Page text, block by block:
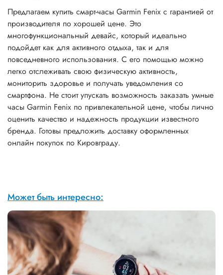
Предлагаем купить смарт-часы Garmin Fenix с гарантией от
производителя по хорошей цене. Это
многофункциональный девайс, который идеально
подойдет как для активного отдыха, так и для
повседневного использования. С его помощью можно
легко отслеживать свою физическую активность,
мониторить здоровье и получать уведомления со
смартфона. Не стоит упускать возможность заказать умные
часы Garmin Fenix по привлекательной цене, чтобы лично
оценить качество и надежность продукции известного
бренда. Готовы предложить доставку оформленных
онлайн покупок по Кировграду.
Может быть интересно: